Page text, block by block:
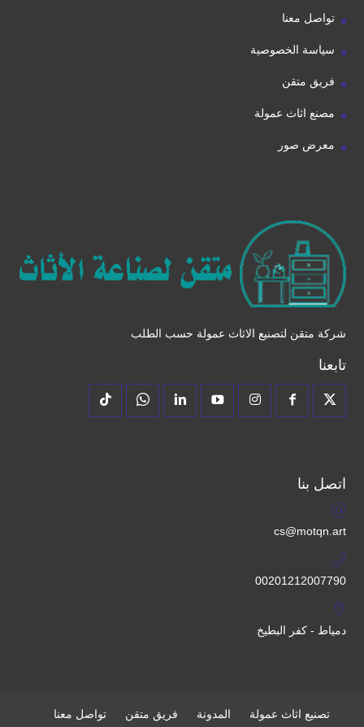
تواصل معنا
سياسة الخصوصية
فريق متقن
مصنع اثاث عمولة
معرض صور
شركة متقن لتصنيع الاثاث عمولة حسب الطلب
تابعنا
اتصل بنا
cs@motqn.art
00201212007790
دمياط - كفر البطيخ
تصنيع اثاث عمولة المدونة فريق متقن تواصل معنا